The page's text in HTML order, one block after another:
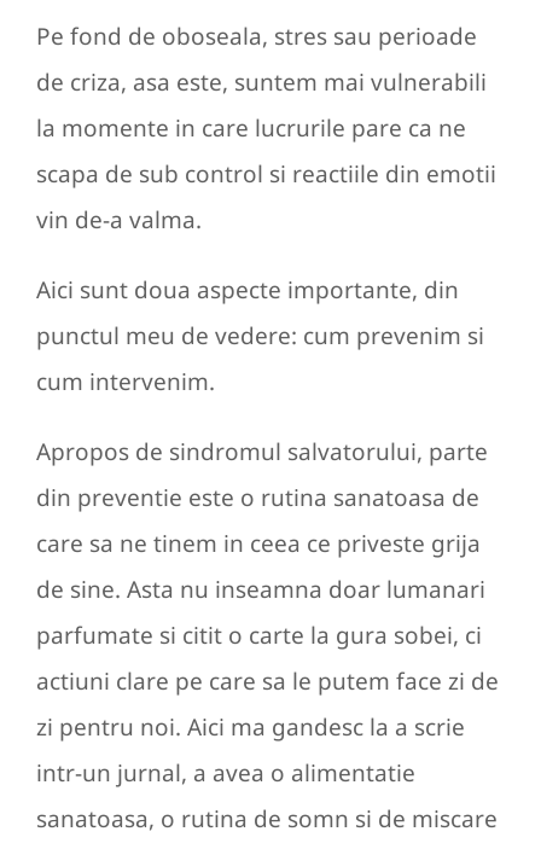
Pe fond de oboseala, stres sau perioade
de criza, asa este, suntem mai vulnerabili
la momente in care lucrurile pare ca ne
scapa de sub control si reactiile din emotii
vin de-a valma.
Aici sunt doua aspecte importante, din
punctul meu de vedere: cum prevenim si
cum intervenim.
Apropos de sindromul salvatorului, parte
din preventie este o rutina sanatoasa de
care sa ne tinem in ceea ce priveste grija
de sine. Asta nu inseamna doar lumanari
parfumate si citit o carte la gura sobei, ci
actiuni clare pe care sa le putem face zi de
zi pentru noi. Aici ma gandesc la a scrie
intr-un jurnal, a avea o alimentatie
sanatoasa, o rutina de somn si de miscare